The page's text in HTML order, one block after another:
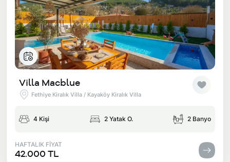
Villa Macblue
Fethiye Kiralık Villa / Kayaköy Kiralık Villa
4 Kişi 2 Yatak O. 2 Banyo
HAFTALIK FİYAT
42.000 TL